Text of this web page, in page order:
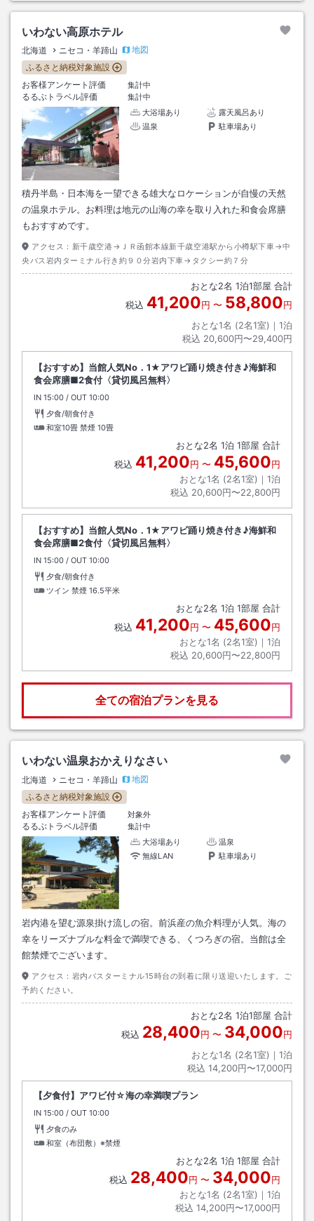
いわない高原ホテル
北海道 ニセコ・羊蹄山
地図
ふるさと納税対象施設
お客様アンケート評価
集計中
るるぶトラベル評価
集計中
大浴場あり
露天風呂あり
温泉
駐車場あり
積丹半島・日本海を一望できる雄大なロケーションが自慢の天然
の温泉ホテル。お料理は地元の山海の幸を取り入れた和食会席膳
もおすすめです。
アクセス： 新千歳空港→ＪＲ函館本線新千歳空港駅から小樽駅下車→中
央バス岩内ターミナル行き約９０分岩内下車→タクシー約７分
おとな2名 1泊1部屋 合計
税込 41,200円 〜 58,800円
おとな1名 (2名1室)｜ 1泊
税込 20,600円〜29,400円
【おすすめ】当館人気No．1★アワビ踊り焼き付き♪海鮮和
食会席膳■2食付〈貸切風呂無料〉
IN チェックイン
15:00 / OUT チェックアウト
10:00
夕食/朝食付き
和室10畳 禁煙 10畳
おとな2名 1泊 1部屋 合計
税込 41,200円 〜 45,600円
おとな1名 (2名1室)｜ 1泊
税込 20,600円〜22,800円
【おすすめ】当館人気No．1★アワビ踊り焼き付き♪海鮮和
食会席膳■2食付〈貸切風呂無料〉
IN チェックイン
15:00 / OUT チェックアウト
10:00
夕食/朝食付き
ツイン 禁煙 16.5平米
おとな2名 1泊 1部屋 合計
税込 41,200円 〜 45,600円
おとな1名 (2名1室)｜ 1泊
税込 20,600円〜22,800円
全ての宿泊プランを見る
いわない温泉おかえりなさい
北海道 ニセコ・羊蹄山
地図
ふるさと納税対象施設
お客様アンケート評価
対象外
るるぶトラベル評価
集計中
大浴場あり
温泉
無線LAN
駐車場あり
岩内港を望む源泉掛け流しの宿。前浜産の魚介料理が人気。海の
幸をリーズナブルな料金で満喫できる、くつろぎの宿。当館は全
館禁煙でございます。
アクセス： 岩内バスターミナル15時台の到着に限り送迎いたします。ご
予約ください。
おとな2名 1泊1部屋 合計
税込 28,400円 〜 34,000円
おとな1名 (2名1室)｜ 1泊
税込 14,200円〜17,000円
【夕食付】アワビ付☆海の幸満喫プラン
IN チェックイン
15:00 / OUT チェックアウト
10:00
夕食のみ
和室（布団敷）※禁煙
おとな2名 1泊 1部屋 合計
税込 28,400円 〜 34,000円
おとな1名 (2名1室)｜ 1泊
税込 14,200円〜17,000円